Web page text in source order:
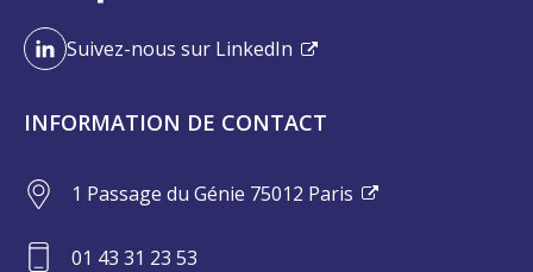
Suivez-nous sur LinkedIn
INFORMATION DE CONTACT
1 Passage du Génie 75012 Paris
01 43 31 23 53